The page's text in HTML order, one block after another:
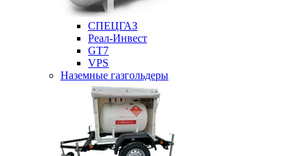
СПЕЦГАЗ
Реал-Инвест
GT7
VPS
Наземные газгольдеры